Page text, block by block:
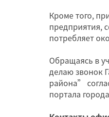
Кроме того,
предприятия,
потребляет
Обращаясь в
делаю звонок
района”
портала